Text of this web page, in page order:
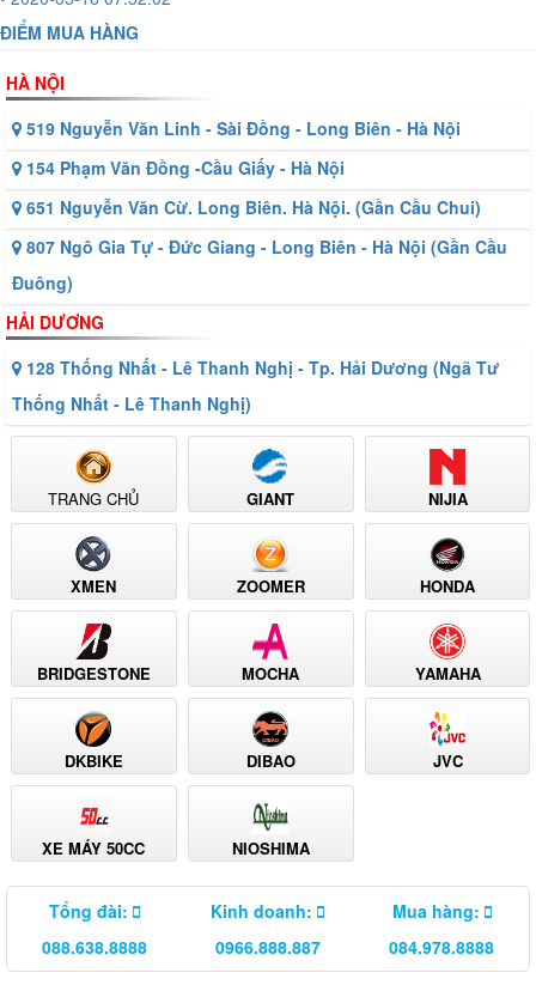
ĐIỂM MUA HÀNG
HÀ NỘI
519 Nguyễn Văn Linh - Sài Đồng - Long Biên - Hà Nội
154 Phạm Văn Đồng -Cầu Giấy - Hà Nội
651 Nguyễn Văn Cừ. Long Biên. Hà Nội. (Gần Cầu Chui)
807 Ngô Gia Tự - Đức Giang - Long Biên - Hà Nội (Gần Cầu
Đuông)
HẢI DƯƠNG
128 Thống Nhất - Lê Thanh Nghị - Tp. Hải Dương (Ngã Tư
Thống Nhất - Lê Thanh Nghị)
TRANG CHỦ GIANT NIJIA
XMEN ZOOMER HONDA
BRIDGESTONE MOCHA YAMAHA
DKBIKE DIBAO JVC
XE MÁY 50CC NIOSHIMA
Tổng đài:
088.638.8888
Kinh doanh:
0966.888.887
Mua hàng:
084.978.8888